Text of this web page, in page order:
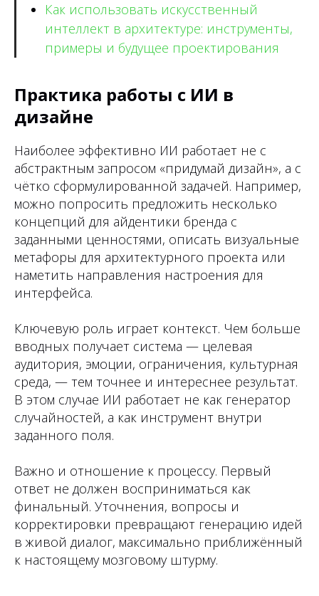
Как использовать искусственный
интеллект в архитектуре: инструменты,
примеры и будущее проектирования
Практика работы с ИИ в
дизайне
Наиболее эффективно ИИ работает не с
абстрактным запросом «придумай дизайн», а с
чётко сформулированной задачей. Например,
можно попросить предложить несколько
концепций для айдентики бренда с
заданными ценностями, описать визуальные
метафоры для архитектурного проекта или
наметить направления настроения для
интерфейса.
Ключевую роль играет контекст. Чем больше
вводных получает система — целевая
аудитория, эмоции, ограничения, культурная
среда, — тем точнее и интереснее результат.
В этом случае ИИ работает не как генератор
случайностей, а как инструмент внутри
заданного поля.
Важно и отношение к процессу. Первый
ответ не должен восприниматься как
финальный. Уточнения, вопросы и
корректировки превращают генерацию идей
в живой диалог, максимально приближённый
к настоящему мозговому штурму.